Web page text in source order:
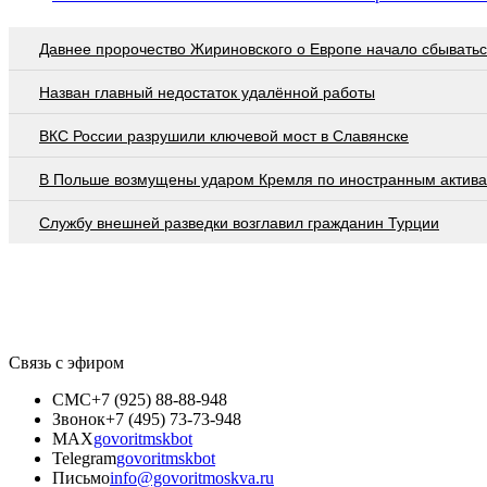
Давнее пророчество Жириновского о Европе начало
Назван главный недостаток удалённой работы
ВКС России разрушили ключевой мост в Славянске
В Польше возмущены ударом Кремля по иностранным
Службу внешней разведки возглавил гражданин Турции
Связь с эфиром
СМС+7 (925) 88-88-948
Звонок+7 (495) 73-73-948
MAXgovoritmskbot
Telegramgovoritmskbot
Письмоinfo@govoritmoskva.ru